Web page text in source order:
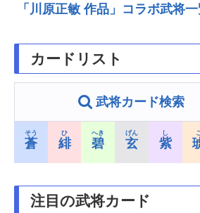
「川原正敏 作品」コラボ武将
カードリスト
武将カード検索
蒼
そう
緋
ひ
碧
へき
玄
げん
紫
し
注目の武将カード